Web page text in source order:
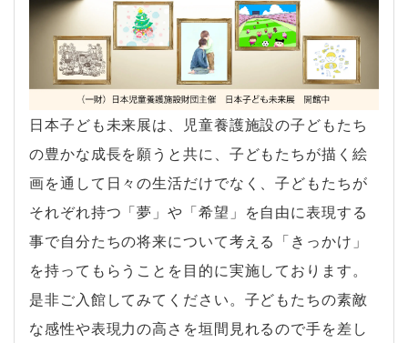
日本子ども未来展は、児童養護施設の子どもたち
の豊かな成長を願うと共に、子どもたちが描く絵
画を通して日々の生活だけでなく、子どもたちが
それぞれ持つ「夢」や「希望」を自由に表現する
事で自分たちの将来について考える「きっかけ」
を持ってもらうことを目的に実施しております。
是非ご入館してみてください。子どもたちの素敵
な感性や表現力の高さを垣間見れるので手を差し